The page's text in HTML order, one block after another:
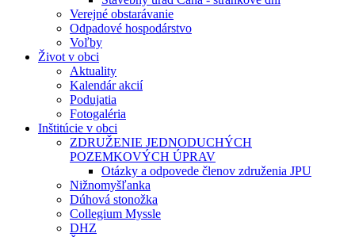
Verejné obstarávanie
Odpadové hospodárstvo
Voľby
Život v obci
Aktuality
Kalendár akcií
Podujatia
Fotogaléria
Inštitúcie v obci
ZDRUŽENIE JEDNODUCHÝCH
POZEMKOVÝCH ÚPRAV
Otázky a odpovede členov združenia JPU
Nižnomyšľanka
Dúhová stonožka
Collegium Myssle
DHZ